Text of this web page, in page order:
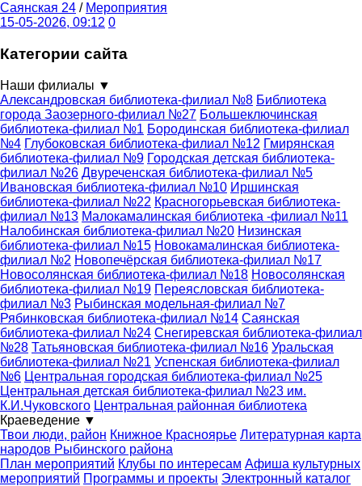
Саянская 24 / Мероприятия
15-05-2026, 09:12 0
Категории сайта
Наши филиалы ▼
Александровская библиотека-филиал №8 Библиотека
города Заозерного-филиал №27 Большеключинская
библиотека-филиал №1 Бородинская библиотека-филиал
№4 Глубоковская библиотека-филиал №12 Гмирянская
библиотека-филиал №9 Городская детская библиотека-
филиал №26 Двуреченская библиотека-филиал №5
Ивановская библиотека-филиал №10 Иршинская
библиотека-филиал №22 Красногорьевская библиотека-
филиал №13 Малокамалинская библиотека -филиал №11
Налобинская библиотека-филиал №20 Низинская
библиотека-филиал №15 Новокамалинская библиотека-
филиал №2 Новопечёрская библиотека-филиал №17
Новосолянская библиотека-филиал №18 Новосолянская
библиотека-филиал №19 Переясловская библиотека-
филиал №3 Рыбинская модельная-филиал №7
Рябинковская библиотека-филиал №14 Саянская
библиотека-филиал №24 Снегиревская библиотека-филиал
№28 Татьяновская библиотека-филиал №16 Уральская
библиотека-филиал №21 Успенская библиотека-филиал
№6 Центральная городская библиотека-филиал №25
Центральная детская библиотека-филиал №23 им.
К.И.Чуковского Центральная районная библиотека
Краеведение ▼
Твои люди, район Книжное Красноярье Литературная карта
народов Рыбинского района
План мероприятий Клубы по интересам Афиша культурных
мероприятий Программы и проекты Электронный каталог